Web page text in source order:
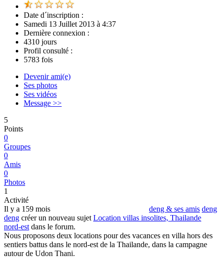
Date d´inscription :
Samedi 13 Juillet 2013 à 4:37
Dernière connexion :
4310 jours
Profil consulté :
5783 fois
Devenir ami(e)
Ses photos
Ses vidéos
Message >>
5
Points
0
Groupes
0
Amis
0
Photos
1
Activité
deng & ses amis deng
Il y a 159 mois
deng créer un nouveau sujet Location villas insolites, Thailande
nord-est dans le forum.
Nous proposons deux locations pour des vacances en villa hors des
sentiers battus dans le nord-est de la Thailande, dans la campagne
autour de Udon Thani.